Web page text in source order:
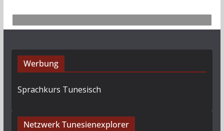
Werbung
Sprachkurs Tunesisch
Netzwerk Tunesienexplorer